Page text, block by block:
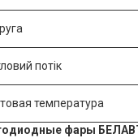
потік
температура
фары